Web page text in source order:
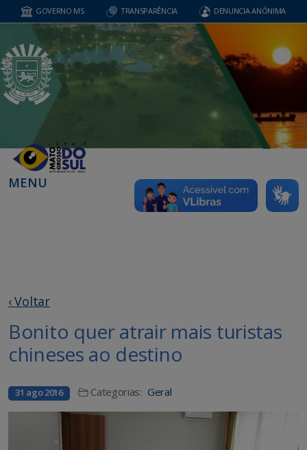
GOVERNO MS TRANSPARÊNCIA DENUNCIA ANÔNIMA
MENU
‹ Voltar
Bonito quer atrair mais turistas
chineses ao destino
31 ago 2016 Categorias: Geral